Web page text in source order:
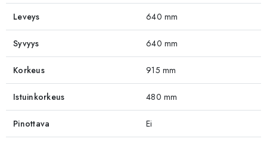
Leveys 640 mm
Syvyys 640 mm
Korkeus 915 mm
Istuinkorkeus 480 mm
Pinottava Ei